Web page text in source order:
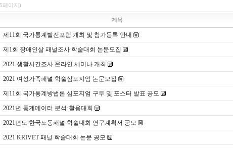
페이지)
제목
제11회 국가통계발전포럼 개최 및 참가등록 안내
제1회 장애인삶 패널조사 학술대회 논문모집
2021 생활시간조사 온라인 세미나 개최
2021 여성가족패널 학술심포지엄 논문모집
제11회 국가통계방법론 심포지엄 구두 및 포스터 발표 공모
2021년 통계데이터 분석·활용대회
2021년도 한국노동패널 학술대회 연구계획서 공모
2021 KRIVET 패널 학술대회 논문 공모